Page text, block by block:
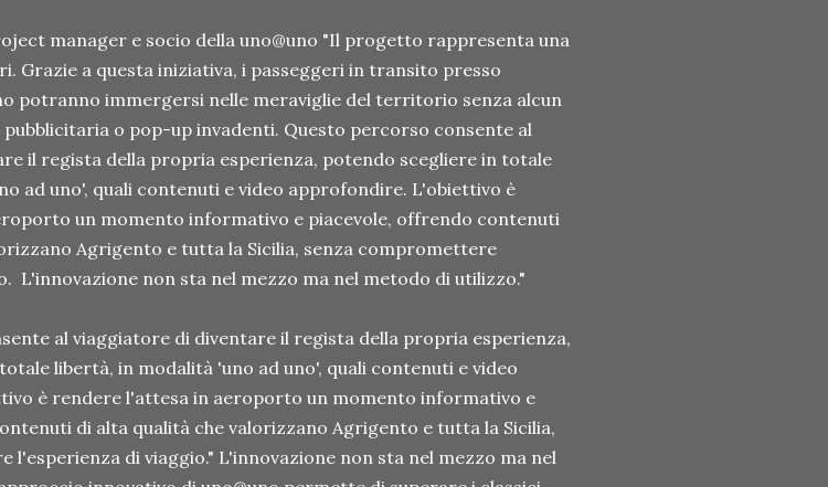
manager e socio della uno@uno "Il progetto rappresenta una
Grazie a questa iniziativa, i passeggeri in transito presso
potranno immergersi nelle meraviglie del territorio senza alcun
o pop-up invadenti. Questo percorso consente al
il regista della propria esperienza, potendo scegliere in totale
ad uno', quali contenuti e video approfondire. L'obiettivo è
un momento informativo e piacevole, offrendo contenuti
Agrigento e tutta la Sicilia, senza compromettere
L'innovazione non sta nel mezzo ma nel metodo di utilizzo."
al viaggiatore di diventare il regista della propria esperienza,
libertà, in modalità 'uno ad uno', quali contenuti e video
è rendere l'attesa in aeroporto un momento informativo e
di alta qualità che valorizzano Agrigento e tutta la Sicilia,
l'esperienza di viaggio." L'innovazione non sta nel mezzo ma nel